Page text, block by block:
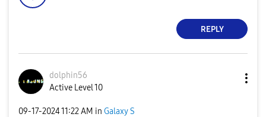
REPLY
dolphin56
Active Level 10
‎09-17-202411:22 AM in Galaxy S